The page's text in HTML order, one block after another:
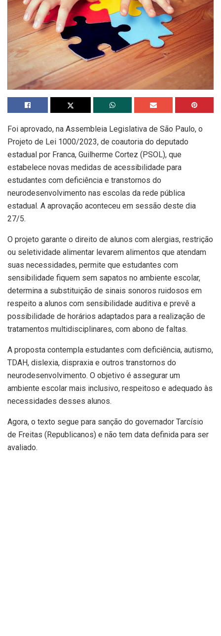
Foi aprovado, na Assembleia Legislativa de São Paulo, o
Projeto de Lei 1000/2023, de coautoria do deputado
estadual por Franca, Guilherme Cortez (PSOL), que
estabelece novas medidas de acessibilidade para
estudantes com deficiência e transtornos do
neurodesenvolvimento nas escolas da rede pública
estadual. A aprovação aconteceu em sessão deste dia
27/5.
O projeto garante o direito de alunos com alergias, restrição
ou seletividade alimentar levarem alimentos que atendam
suas necessidades, permite que estudantes com
sensibilidade fiquem sem sapatos no ambiente escolar,
determina a substituição de sinais sonoros ruidosos em
respeito a alunos com sensibilidade auditiva e prevê a
possibilidade de horários adaptados para a realização de
tratamentos multidisciplinares, com abono de faltas.
A proposta contempla estudantes com deficiência, autismo,
TDAH, dislexia, dispraxia e outros transtornos do
neurodesenvolvimento. O objetivo é assegurar um
ambiente escolar mais inclusivo, respeitoso e adequado às
necessidades desses alunos.
Agora, o texto segue para sanção do governador Tarcísio
de Freitas (Republicanos) e não tem data definida para ser
avaliado.